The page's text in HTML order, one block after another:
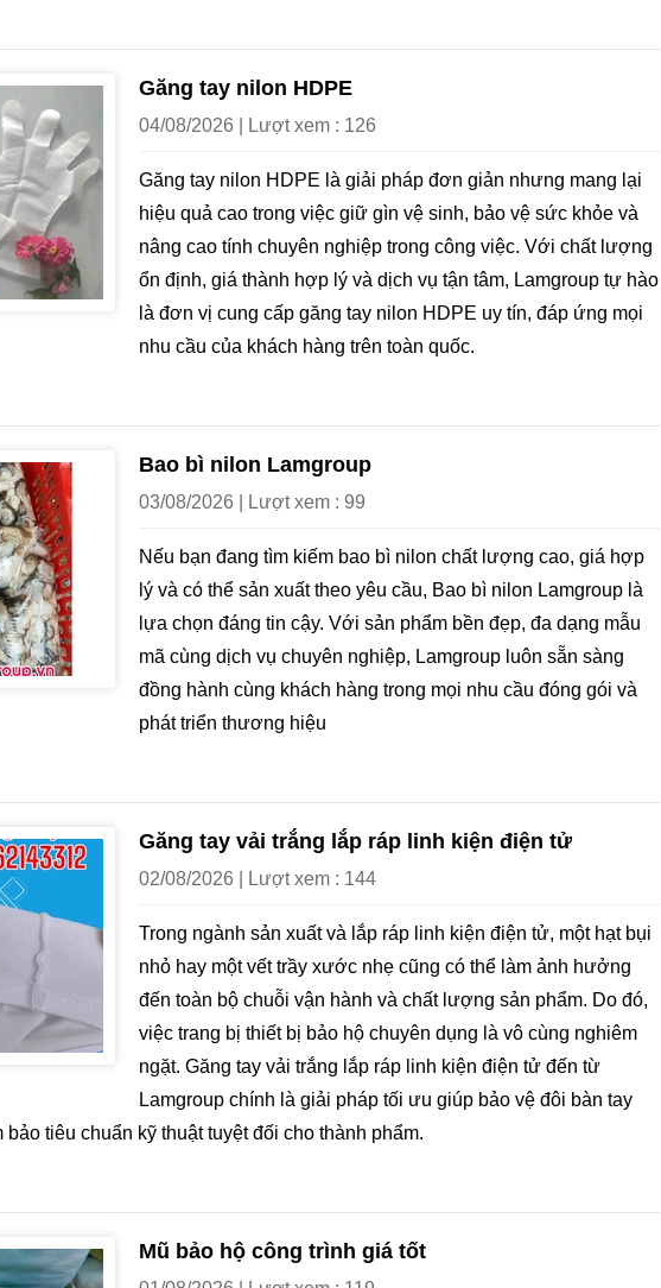
Găng tay nilon HDPE
04/08/2026 | Lượt xem : 126
Găng tay nilon HDPE là giải pháp đơn giản nhưng mang lại
hiệu quả cao trong việc giữ gìn vệ sinh, bảo vệ sức khỏe và
nâng cao tính chuyên nghiệp trong công việc. Với chất lượng
ổn định, giá thành hợp lý và dịch vụ tận tâm, Lamgroup tự hào
là đơn vị cung cấp găng tay nilon HDPE uy tín, đáp ứng mọi
nhu cầu của khách hàng trên toàn quốc.
Bao bì nilon Lamgroup
03/08/2026 | Lượt xem : 99
Nếu bạn đang tìm kiếm bao bì nilon chất lượng cao, giá hợp
lý và có thể sản xuất theo yêu cầu, Bao bì nilon Lamgroup là
lựa chọn đáng tin cậy. Với sản phẩm bền đẹp, đa dạng mẫu
mã cùng dịch vụ chuyên nghiệp, Lamgroup luôn sẵn sàng
đồng hành cùng khách hàng trong mọi nhu cầu đóng gói và
phát triển thương hiệu
Găng tay vải trắng lắp ráp linh kiện điện tử
02/08/2026 | Lượt xem : 144
Trong ngành sản xuất và lắp ráp linh kiện điện tử, một hạt bụi
nhỏ hay một vết trầy xước nhẹ cũng có thể làm ảnh hưởng
đến toàn bộ chuỗi vận hành và chất lượng sản phẩm. Do đó,
việc trang bị thiết bị bảo hộ chuyên dụng là vô cùng nghiêm
ngặt. Găng tay vải trắng lắp ráp linh kiện điện tử đến từ
Lamgroup chính là giải pháp tối ưu giúp bảo vệ đôi bàn tay
tiêu chuẩn kỹ thuật tuyệt đối cho thành phẩm.
Mũ bảo hộ công trình giá tốt